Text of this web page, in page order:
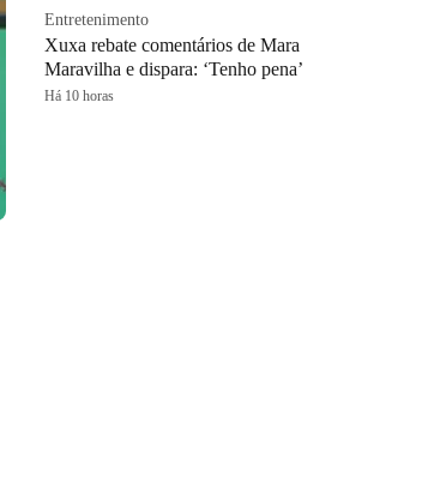
Entretenimento
Xuxa rebate comentários de Mara
Maravilha e dispara: ‘Tenho pena’
Há 10 horas